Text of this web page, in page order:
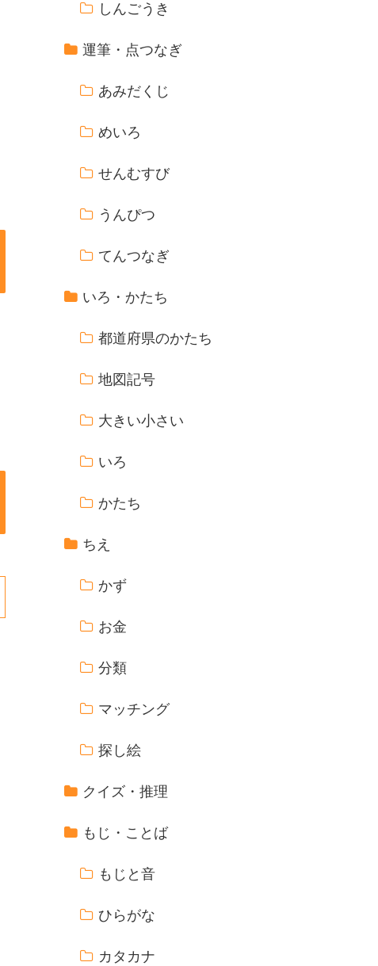
しんごうき
運筆・点つなぎ
あみだくじ
めいろ
せんむすび
うんぴつ
てんつなぎ
いろ・かたち
都道府県のかたち
地図記号
大きい小さい
いろ
かたち
ちえ
かず
お金
分類
マッチング
探し絵
クイズ・推理
もじ・ことば
もじと音
ひらがな
カタカナ